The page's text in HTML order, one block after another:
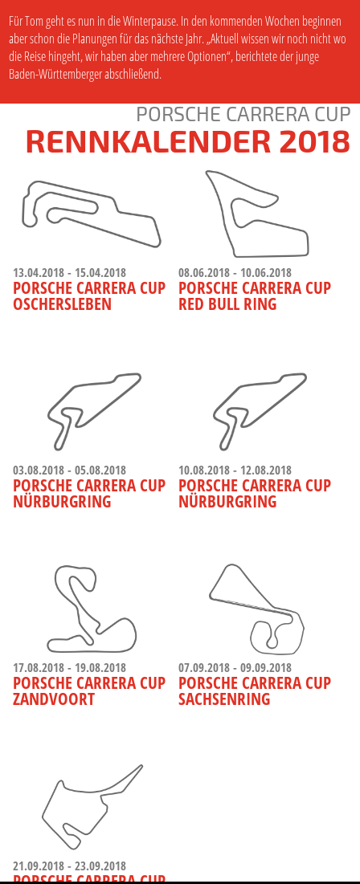
Für Tom geht es nun in die Winterpause. In den kommenden Wochen beginnen
aber schon die Planungen für das nächste Jahr. „Aktuell wissen wir noch nicht wo
die Reise hingeht, wir haben aber mehrere Optionen“, berichtete der junge
Baden-Württemberger abschließend.
PORSCHE CARRERA CUP
RENNKALENDER 2018
13.04.2018 - 15.04.2018
PORSCHE CARRERA CUP
OSCHERSLEBEN
08.06.2018 - 10.06.2018
PORSCHE CARRERA CUP
RED BULL RING
03.08.2018 - 05.08.2018
PORSCHE CARRERA CUP
NÜRBURGRING
10.08.2018 - 12.08.2018
PORSCHE CARRERA CUP
NÜRBURGRING
17.08.2018 - 19.08.2018
PORSCHE CARRERA CUP
ZANDVOORT
07.09.2018 - 09.09.2018
PORSCHE CARRERA CUP
SACHSENRING
21.09.2018 - 23.09.2018